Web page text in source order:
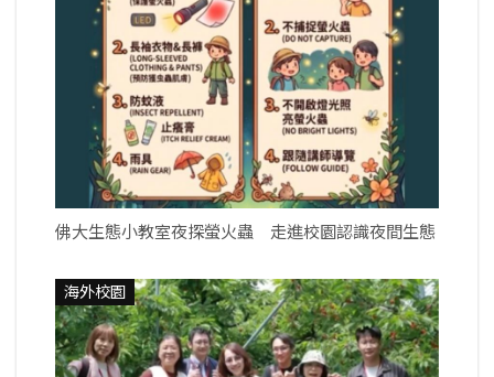
佛大生態小教室夜探螢火蟲 走進校園認識夜間生態
海外校園